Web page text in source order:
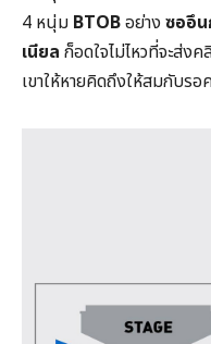
4 หนุ่ม BTOBอย่าง ซออึ
เนียล ก็อดใจไม่ไหวที่จะส่ง
เขาให้หายคิดถึงให้สมกับร